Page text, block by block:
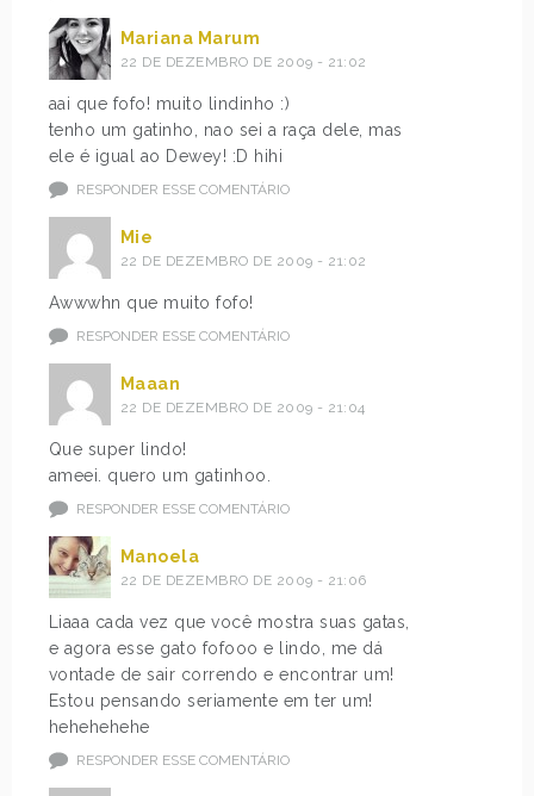
Mariana Marum
22 DE DEZEMBRO DE 2009 - 21:02
aai que fofo! muito lindinho :)
tenho um gatinho, nao sei a raça dele, mas
ele é igual ao Dewey! :D hihi
RESPONDER ESSE COMENTÁRIO
Mie
22 DE DEZEMBRO DE 2009 - 21:02
Awwwhn que muito fofo!
RESPONDER ESSE COMENTÁRIO
Maaan
22 DE DEZEMBRO DE 2009 - 21:04
Que super lindo!
ameei. quero um gatinhoo.
RESPONDER ESSE COMENTÁRIO
Manoela
22 DE DEZEMBRO DE 2009 - 21:06
Liaaa cada vez que você mostra suas gatas,
e agora esse gato fofooo e lindo, me dá
vontade de sair correndo e encontrar um!
Estou pensando seriamente em ter um!
hehehehehe
RESPONDER ESSE COMENTÁRIO